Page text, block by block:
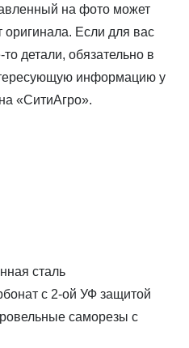
на фото может
оригинала. Если для вас
детали, обязательно в
информацию у
«СитиАгро».
сталь
с 2-ой УФ защитой
саморезы с